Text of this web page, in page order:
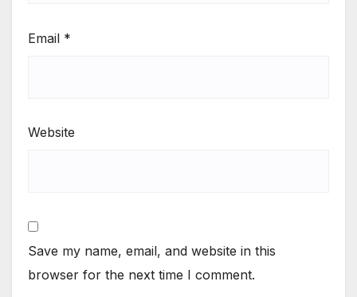
Email *
Website
Save my name, email, and website in this
browser for the next time I comment.